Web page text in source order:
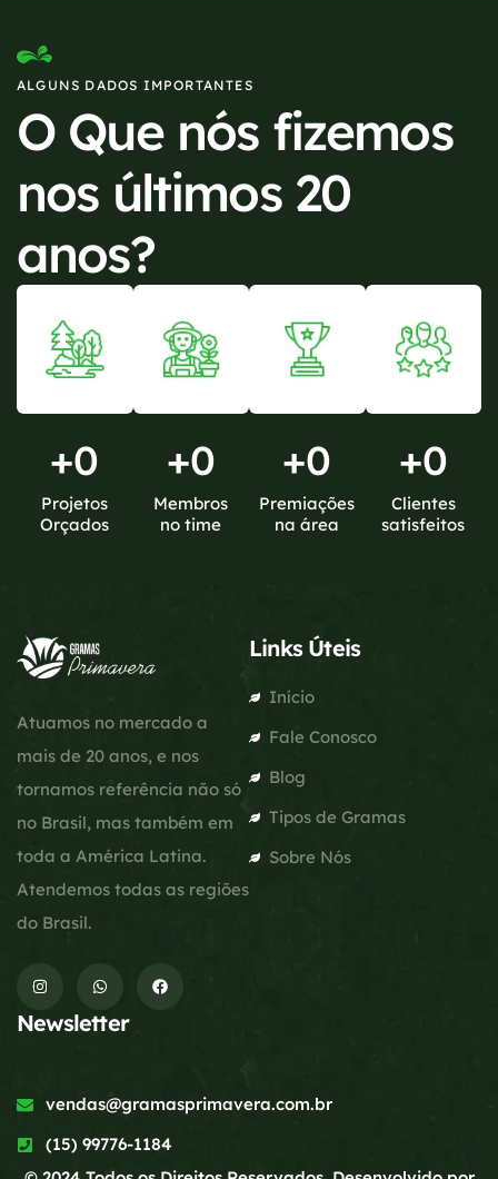
ALGUNS DADOS IMPORTANTES
O Que nós fizemos
nos últimos 20
anos?
+0
Projetos
Orçados
+0
Membros
no time
+0
Premiações
na área
+0
Clientes
satisfeitos
Atuamos no mercado a
mais de 20 anos, e nos
tornamos referência não só
no Brasil, mas também em
toda a América Latina.
Atendemos todas as regiões
do Brasil.
Links Úteis
Início
Fale Conosco
Blog
Tipos de Gramas
Sobre Nós
Newsletter
vendas@gramasprimavera.com.br
(15) 99776-1184